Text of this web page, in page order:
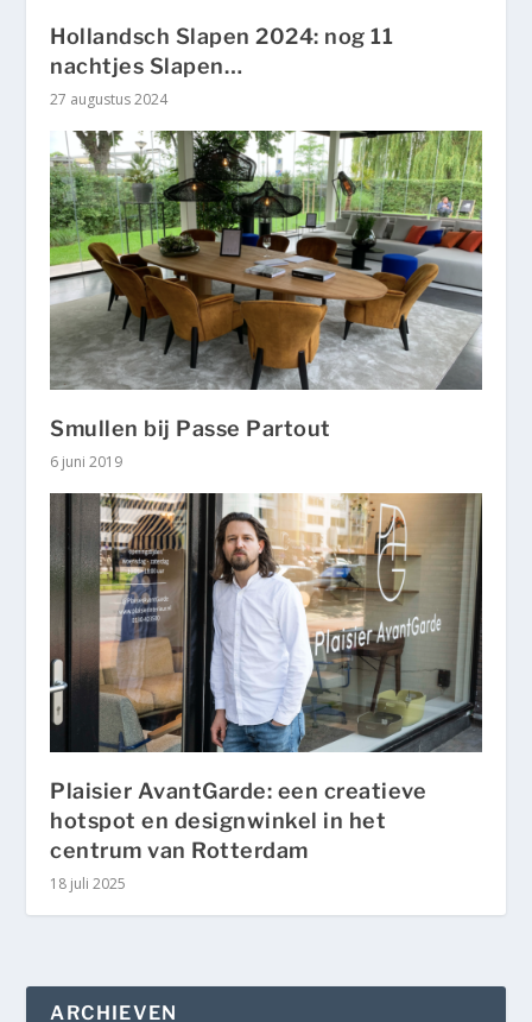
Hollandsch Slapen 2024: nog 11
nachtjes Slapen…
27 augustus 2024
Smullen bij Passe Partout
6 juni 2019
Plaisier AvantGarde: een creatieve
hotspot en designwinkel in het
centrum van Rotterdam
18 juli 2025
ARCHIEVEN